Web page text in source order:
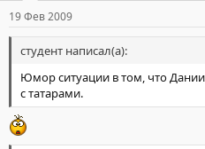
19 Фев 2009
студент написал(а):
Юмор ситуации в том, что
с татарами.